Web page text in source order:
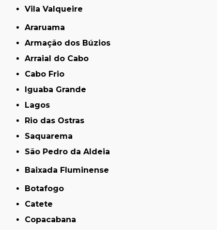
Vila Valqueire
Araruama
Armação dos Búzios
Arraial do Cabo
Cabo Frio
Iguaba Grande
Lagos
Rio das Ostras
Saquarema
São Pedro da Aldeia
Baixada Fluminense
Botafogo
Catete
Copacabana